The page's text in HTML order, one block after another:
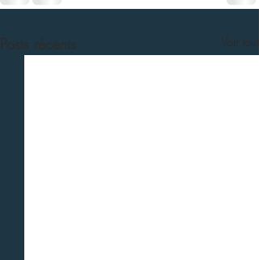
Posts récents Voir tout